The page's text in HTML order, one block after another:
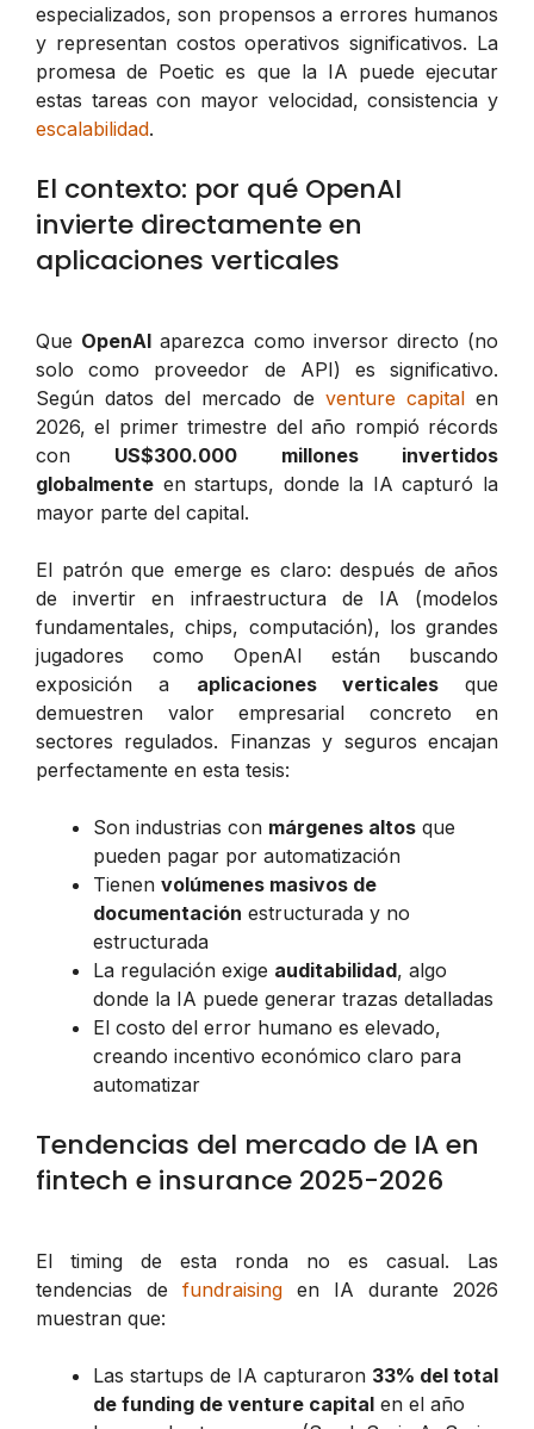
especializados, son propensos a errores humanos
y representan costos operativos significativos. La
promesa de Poetic es que la IA puede ejecutar
estas tareas con mayor velocidad, consistencia y
escalabilidad.
El contexto: por qué OpenAI
invierte directamente en
aplicaciones verticales
Que OpenAI aparezca como inversor directo (no
solo como proveedor de API) es significativo.
Según datos del mercado de venture capitalen
2026, el primer trimestre del año rompió récords
con US$300.000 millones invertidos
globalmente en startups, donde la IA capturó la
mayor parte del capital.
El patrón que emerge es claro: después de años
de invertir en infraestructura de IA (modelos
fundamentales, chips, computación), los grandes
jugadores como OpenAI están buscando
exposición a aplicaciones verticalesque
demuestren valor empresarial concreto en
sectores regulados. Finanzas y seguros encajan
perfectamente en esta tesis:
Son industrias con márgenes altos que
pueden pagar por automatización
Tienen volúmenes masivos de
documentación estructurada y no
estructurada
La regulación exige auditabilidad, algo
donde la IA puede generar trazas detalladas
El costo del error humano es elevado,
creando incentivo económico claro para
automatizar
Tendencias del mercado de IA en
fintech e insurance 2025-2026
El timing de esta ronda no es casual. Las
tendencias de fundraising en IA durante 2026
muestran que:
Las startups de IA capturaron 33% del total
de funding de venture capital en el año